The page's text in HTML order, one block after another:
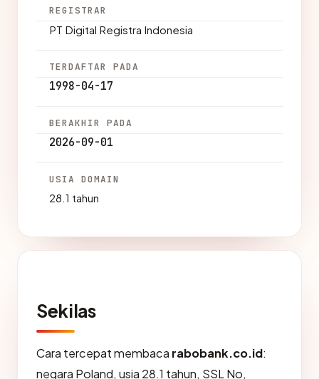
REGISTRAR
PT Digital Registra Indonesia
TERDAFTAR PADA
1998-04-17
BERAKHIR PADA
2026-09-01
USIA DOMAIN
28.1 tahun
Sekilas
Cara tercepat membaca rabobank.co.id:
negara Poland, usia 28.1 tahun, SSL No,